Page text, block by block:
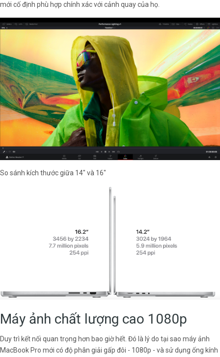
mới cố định phù hợp chính xác với cảnh quay của họ.
So sánh kích thước giữa 14" và 16"
Máy ảnh chất lượng cao 1080p
Duy trì kết nối quan trọng hơn bao giờ hết. Đó là lý do tại sao máy ảnh
MacBook Pro mới có độ phân giải gấp đôi - 1080p - và sử dụng ống kính